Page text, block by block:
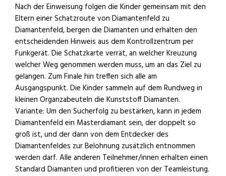
Nach der Einweisung folgen die Kinder gemeinsam mit den
Eltern einer Schatzroute von Diamantenfeld zu
Diamantenfeld, bergen die Diamanten und erhalten den
entscheidenden Hinweis aus dem Kontrollzentrum per
Funkgerät. Die Schatzkarte verrät, an welcher Kreuzung
welcher Weg genommen werden muss, um an das Ziel zu
gelangen. Zum Finale hin treffen sich alle am
Ausgangspunkt. Die Kinder sammeln auf dem Rundweg in
kleinen Organzabeuteln die Kunststoff Diamanten.
Variante: Um den Sucherfolg zu bestärken, kann in jedem
Diamantenfeld ein Masterdiamant sein, der doppelt so
groß ist, und der dann von dem Entdecker des
Diamantenfeldes zur Belohnung zusätzlich entnommen
werden darf. Alle anderen Teilnehmer/innen erhalten einen
Standard Diamanten und profitieren von der Teamleistung.